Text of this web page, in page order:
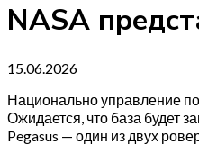
NASA
15.06.2026
Национально управление
Ожидается, что база будет
Pegasus — один из двух